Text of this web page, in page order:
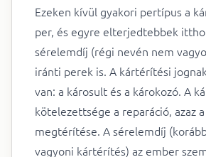
Ezeken kívül gyakori pertípus a
per, és egyre elterjedtebbek
sérelemdíj (régi nevén nem
iránti perek is. A kártérítési
van: a károsult és a károkozó. A
kötelezettsége a reparáció, azaz
megtérítése. A sérelemdíj
vagyoni kártérítés) az ember